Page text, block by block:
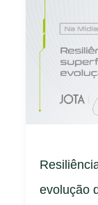
evolução